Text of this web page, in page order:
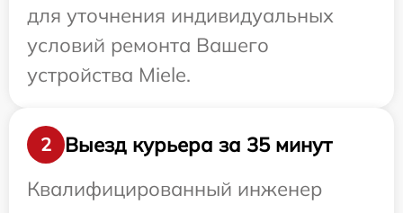
для уточнения индивидуальных
условий ремонта Вашего
устройства Miele.
2
Выезд курьера за 35 минут
Квалифицированный инженер